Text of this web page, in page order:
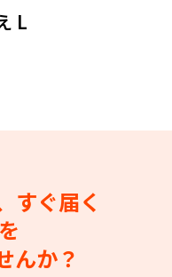
L
すぐ届く
んか？